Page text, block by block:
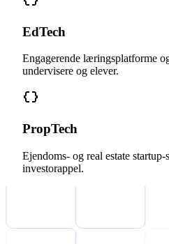
EdTech
Engagerende læringsplatforme
undervisere og elever.
PropTech
Ejendoms- og real estate
investorappel.